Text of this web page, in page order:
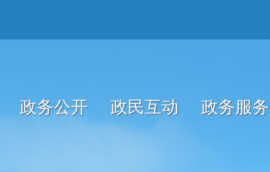
政务公开 政民互动 政务服务